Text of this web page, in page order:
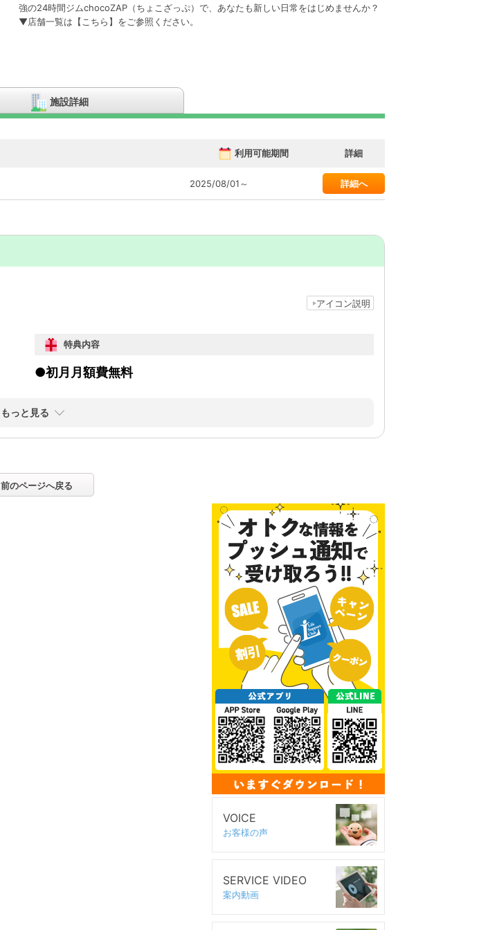
強の24時間ジムchocoZAP（ちょこざっぷ）で、あなたも新しい日常をはじめませんか？
▼店舗一覧は 【こちら】 をご参照ください。
施設詳細
利用可能期間 詳細
2025/08/01～ 詳細へ
アイコン説明
特典内容
●初月月額費無料
もっと見る
前のページへ戻る
VOICE
お客様の声
SERVICE VIDEO
案内動画